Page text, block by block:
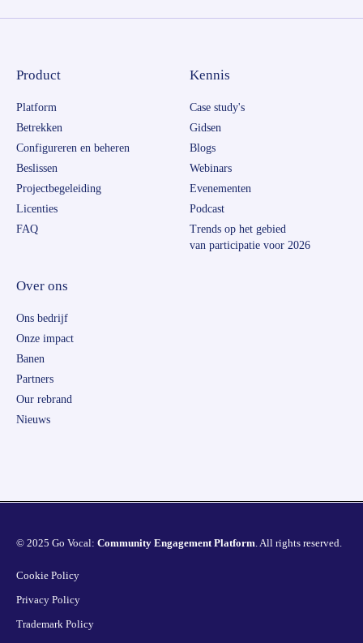
Product
Platform
Betrekken
Configureren en beheren
Beslissen
Projectbegeleiding
Licenties
FAQ
Kennis
Case study's
Gidsen
Blogs
Webinars
Evenementen
Podcast
Trends op het gebied
van participatie voor 2026
Over ons
Ons bedrijf
Onze impact
Banen
Partners
Our rebrand
Nieuws
© 2025 Go Vocal: Community Engagement Platform. All rights reserved.
Cookie Policy
Privacy Policy
Trademark Policy